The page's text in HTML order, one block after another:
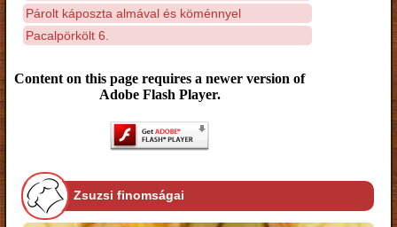
Párolt káposzta almával és köménnyel
Pacalpörkölt 6.
Content on this page requires a newer version of
Adobe Flash Player.
Zsuzsi finomságai